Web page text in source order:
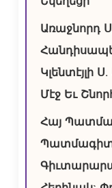
Առաջնորդ
Կլենտէյլի
Մէջ Եւ
Հայ